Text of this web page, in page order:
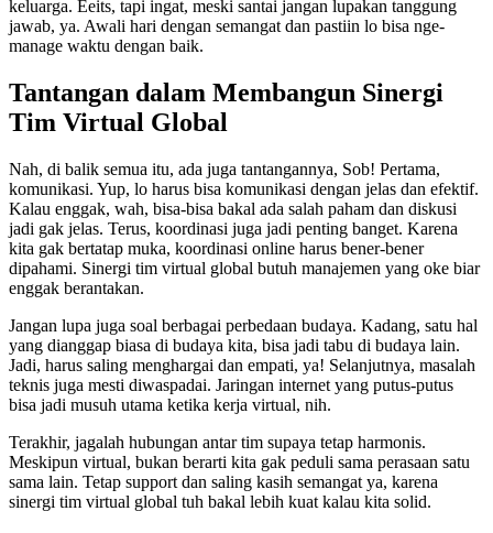
keluarga. Eeits, tapi ingat, meski santai jangan lupakan tanggung
jawab, ya. Awali hari dengan semangat dan pastiin lo bisa nge-
manage waktu dengan baik.
Tantangan dalam Membangun Sinergi
Tim Virtual Global
Nah, di balik semua itu, ada juga tantangannya, Sob! Pertama,
komunikasi. Yup, lo harus bisa komunikasi dengan jelas dan efektif.
Kalau enggak, wah, bisa-bisa bakal ada salah paham dan diskusi
jadi gak jelas. Terus, koordinasi juga jadi penting banget. Karena
kita gak bertatap muka, koordinasi online harus bener-bener
dipahami. Sinergi tim virtual global butuh manajemen yang oke biar
enggak berantakan.
Jangan lupa juga soal berbagai perbedaan budaya. Kadang, satu hal
yang dianggap biasa di budaya kita, bisa jadi tabu di budaya lain.
Jadi, harus saling menghargai dan empati, ya! Selanjutnya, masalah
teknis juga mesti diwaspadai. Jaringan internet yang putus-putus
bisa jadi musuh utama ketika kerja virtual, nih.
Terakhir, jagalah hubungan antar tim supaya tetap harmonis.
Meskipun virtual, bukan berarti kita gak peduli sama perasaan satu
sama lain. Tetap support dan saling kasih semangat ya, karena
sinergi tim virtual global tuh bakal lebih kuat kalau kita solid.